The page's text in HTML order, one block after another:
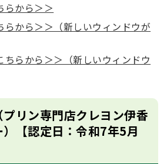
らから＞＞
らから＞＞（新しいウィンドウが
ちらから＞＞（新しいウィンドウ
リン専門店クレヨン伊香
【認定日：令和7年5月